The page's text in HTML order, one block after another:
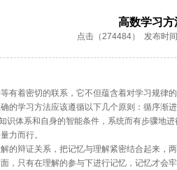
高数学习方
点击（274484） 发布时
有着密切的联系，它不但蕴含着对学习规
的学习方法应该遵循以下几个原则：循序渐
体系和自身的智能条件，系统而有步骤地
力而行。
证关系，把记忆与理解紧密结合起来，
，只有在理解的参与下进行记忆，记忆才会